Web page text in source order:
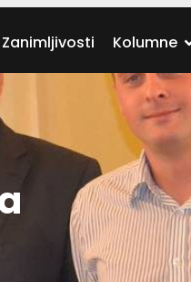
Zanimljivosti Kolumne